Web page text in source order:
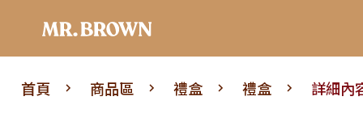
首頁 商品區 禮盒 禮盒 詳細內